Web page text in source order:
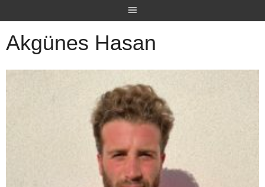
Akgünes Hasan